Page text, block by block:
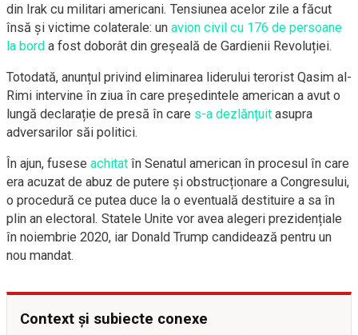
din Irak cu militari americani. Tensiunea acelor zile a făcut
însă și victime colaterale: un avion civil cu 176 de persoane
la bord a fost doborât din greșeală de Gardienii Revoluției.
Totodată, anunțul privind eliminarea liderului terorist Qasim al-
Rimi intervine în ziua în care președintele american a avut o
lungă declarație de presă în care s-a dezlănțuit asupra
adversarilor săi politici.
În ajun, fusese achitat în Senatul american în procesul în care
era acuzat de abuz de putere și obstrucționare a Congresului,
o procedură ce putea duce la o eventuală destituire a sa în
plin an electoral. Statele Unite vor avea alegeri prezidențiale
în noiembrie 2020, iar Donald Trump candidează pentru un
nou mandat.
Context și subiecte conexe